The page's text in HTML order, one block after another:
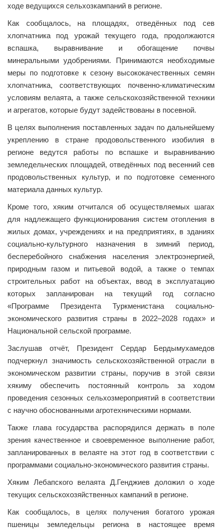
ходе ведущихся сельхозкампаний в регионе.
Как сообщалось, на площадях, отведённых под сев
хлопчатника под урожай текущего года, продолжаются
вспашка, выравнивание и обогащение почвы
минеральными удобрениями. Принимаются необходимые
меры по подготовке к сезону высококачественных семян
хлопчатника, соответствующих почвенно-климатическим
условиям велаята, а также сельскохозяйственной техники
и агрегатов, которые будут задействованы в посевной.
В целях выполнения поставленных задач по дальнейшему
укреплению в стране продовольственного изобилия в
регионе ведутся работы по вспашке и выравниванию
земледельческих площадей, отведённых под весенний сев
продовольственных культур, и по подготовке семенного
материала данных культур.
Кроме того, хяким отчитался об осуществляемых шагах
для надлежащего функционирования систем отопления в
жилых домах, учреждениях и на предприятиях, в зданиях
социально-культурного назначения в зимний период,
бесперебойного снабжения населения электроэнергией,
природным газом и питьевой водой, а также о темпах
строительных работ на объектах, ввод в эксплуатацию
которых запланирован на текущий год согласно
«Программе Президента Туркменистана социально-
экономического развития страны в 2022–2028 годах» и
Национальной сельской программе.
Заслушав отчёт, Президент Сердар Бердымухамедов
подчеркнул значимость сельскохозяйственной отрасли в
экономическом развитии страны, поручив в этой связи
хякиму обеспечить постоянный контроль за ходом
проведения сезонных сельхозмероприятий в соответствии
с научно обоснованными агротехническими нормами.
Также глава государства распорядился держать в поле
зрения качественное и своевременное выполнение работ,
запланированных в велаяте на этот год в соответствии с
программами социально-экономического развития страны.
Хяким Лебапского велаята Д.Генджиев доложил о ходе
текущих сельскохозяйственных кампаний в регионе.
Как сообщалось, в целях получения богатого урожая
пшеницы земледельцы региона в настоящее время